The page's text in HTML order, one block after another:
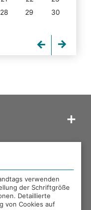
28 29
30
verwenden
der Schriftgröße
Detaillierte
von Cookies auf